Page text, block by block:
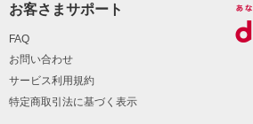
お客さまサポート
FAQ
お問い合わせ
サービス利用規約
特定商取引法に基づく表示